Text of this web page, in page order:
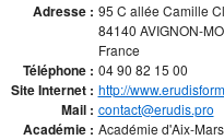
Adresse : 95 C allée Camille
84140 AVIGNON-
France
Téléphone : 04 90 82 15 00
Site Internet : http://
Mail : contact@erudis.pro
Académie : Académie d'Aix-